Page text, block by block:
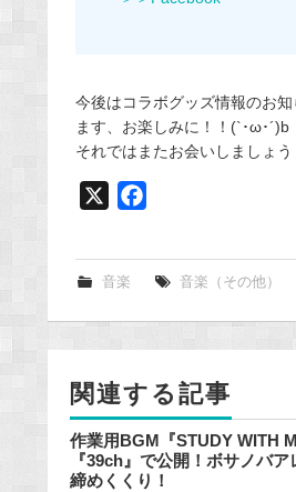
今後はコラボグッズ情報のお
ます、お楽しみに！！(`･ω･´)b
それではまたお会いしましょう
e
k
音楽 音楽（その他）
関連する記事
作業用BGM『STUDY WITH
『39ch』で公開！ボサノバ
締めくくり！